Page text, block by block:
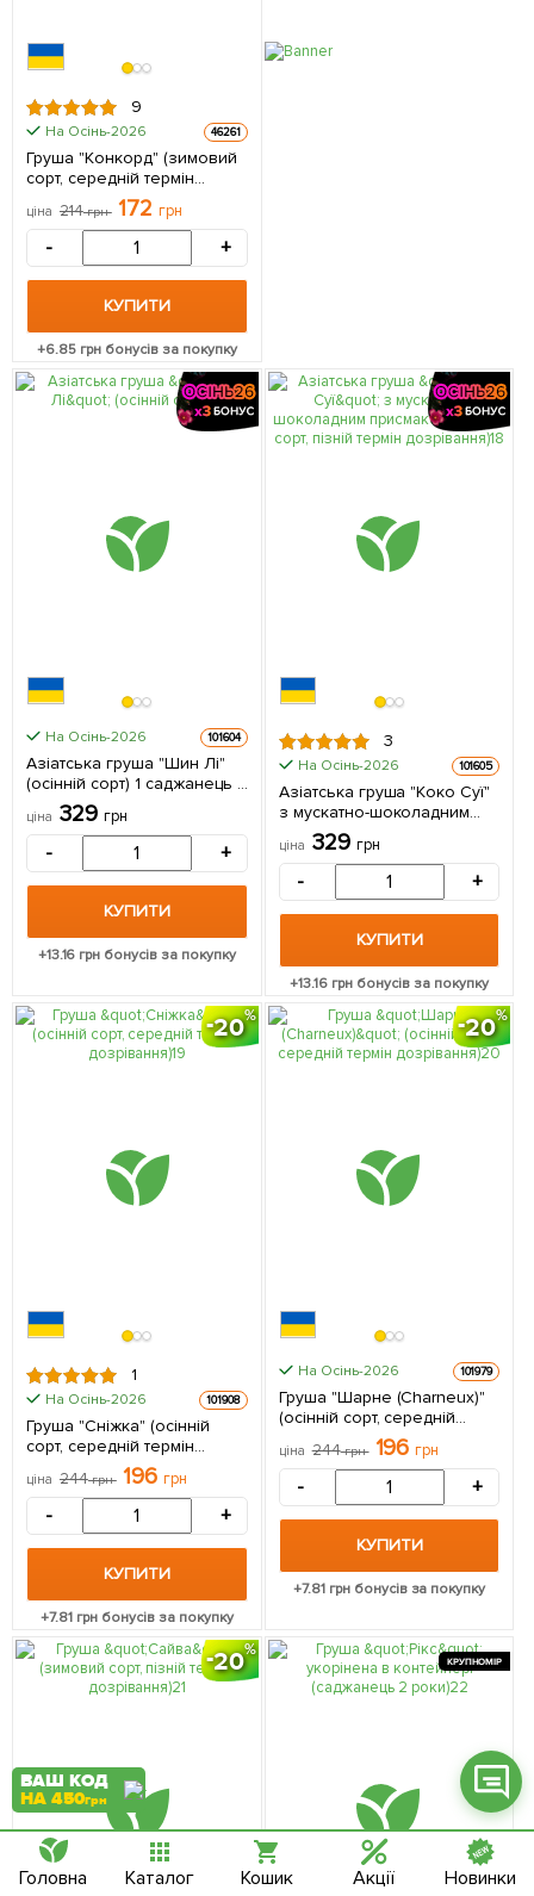
9
На Осінь-2026 46261
Груша "Конкорд" (зимовий
сорт, середній термін
дозрівання) 1 саджанець в
упаковці
ціна 214грн 172 грн
- +
КУПИТИ
+6.85 грн бонусів за покупку
На Осінь-2026 101604
Азіатська груша "Шин Лі"
(осінній сорт) 1 саджанець в
упаковці
ціна 329 грн
- +
КУПИТИ
+13.16 грн бонусів за покупку
3
На Осінь-2026 101605
Азіатська груша "Коко Суї"
з мускатно-шоколадним
присмаком (осінній сорт,
пізній термін дозрівання) 1
саджанець в упаковці
ціна 329 грн
- +
КУПИТИ
+13.16 грн бонусів за покупку
20
1
На Осінь-2026 101908
Груша "Сніжка" (осінній
сорт, середній термін
дозрівання) 1 саджанець в
упаковці
ціна 244грн 196 грн
- +
КУПИТИ
+7.81 грн бонусів за покупку
20
На Осінь-2026 101979
Груша "Шарне (Charneux)"
(осінній сорт, середній
термін дозрівання) 1
саджанець в упаковці
ціна 244грн 196 грн
- +
КУПИТИ
+7.81грн бонусів за покупку
20 КРУПНОМІР
Фейсбук
Телеграм
Вайбер
Інстаграм
Онлайн чат
ВАШ КОД
НА 450грн
Головна Каталог Кошик Акції Новинки